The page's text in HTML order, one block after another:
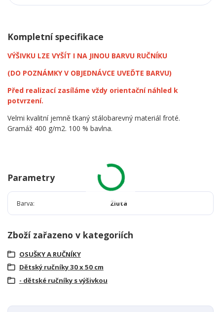
Kompletní specifikace
VÝŠIVKU LZE VYŠÍT I NA JINOU BARVU RUČNÍKU
(DO POZNÁMKY V OBJEDNÁVCE UVEĎTE BARVU)
Před realizací zasíláme vždy orientační náhled k
potvrzení.
Velmi kvalitní jemně tkaný stálobarevný materiál froté.
Gramáž 400 g/m2. 100 % bavlna.
Parametry
Barva Žlutá
Zboží zařazeno v kategoriích
OSUŠKY A RUČNÍKY
Dětský ručníky 30 x 50 cm
- dětské ručníky s výšivkou